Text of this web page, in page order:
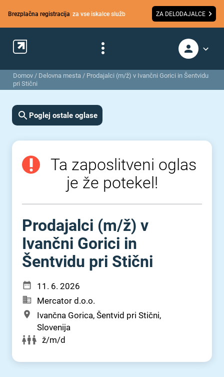
Brezplačna registracija za vse iskalce služb ZA DELODAJALCE
Domov / Delovna mesta / Prodajalci (m/ž) v Ivančni Gorici in Šentvidu
pri Stični
Poglej ostale oglase
Ta zaposlitveni oglas
je že potekel!
Prodajalci (m⁠/⁠ž) v
Ivančni Gorici in
Šentvidu pri Stični
11. 6. 2026
Mercator d.o.o.
Ivančna Gorica, Šentvid pri Stični,
Slovenija
ž/m/d